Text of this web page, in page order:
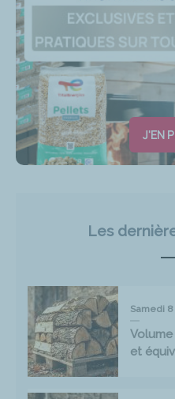
J'EN
Les
Samedi
et